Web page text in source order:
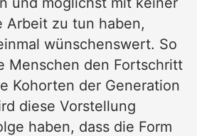
Arbeit zu tun haben,
wünschenswert. So
Menschen den Fortschritt
Kohorten der Generation
diese Vorstellung
haben, dass die Form